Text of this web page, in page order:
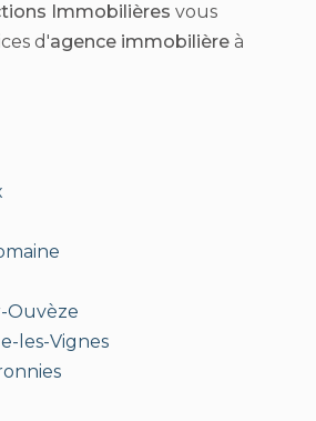
Immobilières vous
d'agence immobilière à
Ouvèze
les-Vignes